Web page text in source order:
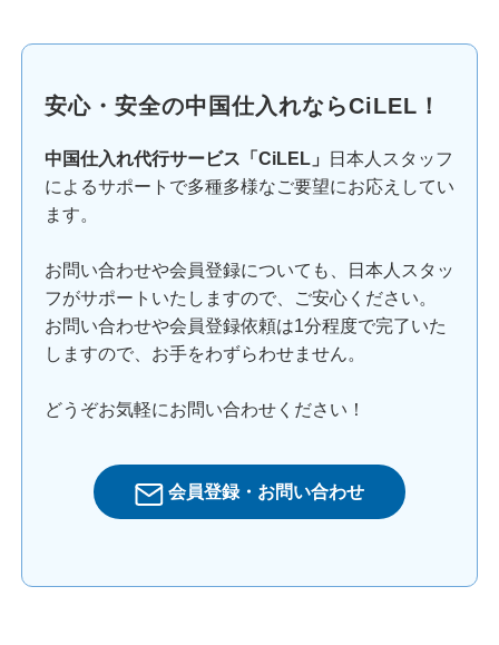
安心・安全の中国仕入れならCiLEL！
中国仕入れ代行サービス「CiLEL」
日本人スタッフ
によるサポートで多種多様なご要望にお応えしてい
ます。
お問い合わせや会員登録についても、日本人スタッ
フがサポートいたしますので、ご安心ください。
お問い合わせや会員登録依頼は1分程度で完了いた
しますので、お手をわずらわせません。
どうぞお気軽にお問い合わせください！
会員登録・お問い合わせ